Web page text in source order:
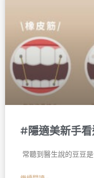
#隱適美新手
常聽到醫生說的豆豆